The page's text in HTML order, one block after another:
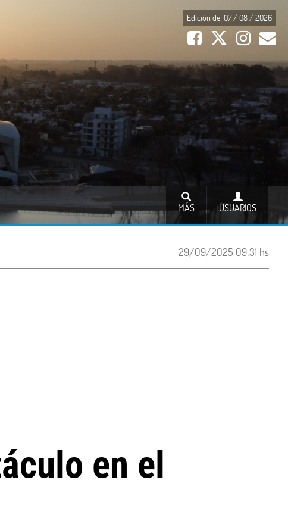
Edición del 07 / 08 / 2026
USUARIOS
MÁS
29/09/2025 09:31 hs
en el